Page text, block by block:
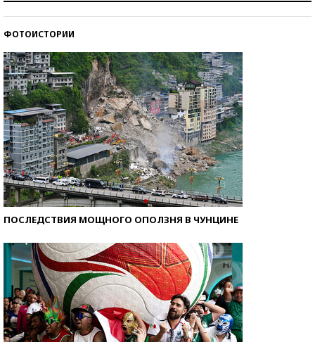
ФОТОИСТОРИИ
ПОСЛЕДСТВИЯ МОЩНОГО ОПОЛЗНЯ В ЧУНЦИНЕ